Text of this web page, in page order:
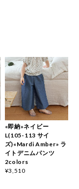
«即納»ネイビー
L(105-113 サイ
ズ)«Mardi Amber» ラ
イトデニムパンツ
2colors
¥3,510